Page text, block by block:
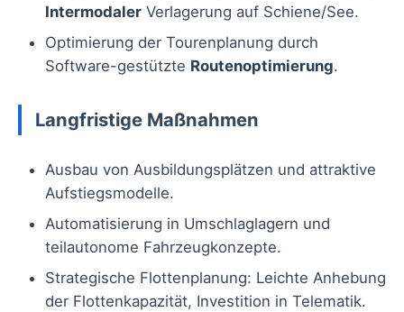
Intermodaler Verlagerung auf Schiene/See.
Optimierung der Tourenplanung durch
Software-gestützte Routenoptimierung.
Langfristige Maßnahmen
Ausbau von Ausbildungsplätzen und attraktive
Aufstiegsmodelle.
Automatisierung in Umschlaglagern und
teilautonome Fahrzeugkonzepte.
Strategische Flottenplanung: Leichte Anhebung
der Flottenkapazität, Investition in Telematik.